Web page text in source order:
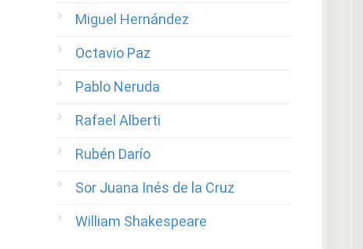
Miguel Hernández
Octavio Paz
Pablo Neruda
Rafael Alberti
Rubén Darío
Sor Juana Inés de la Cruz
William Shakespeare